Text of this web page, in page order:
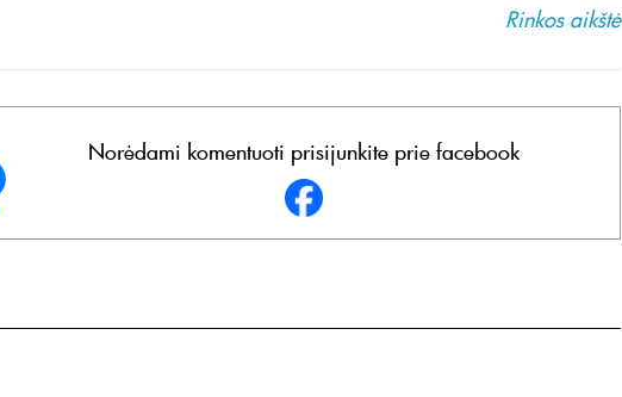
Rinkos aikštė
Norėdami komentuoti prisijunkite prie facebook